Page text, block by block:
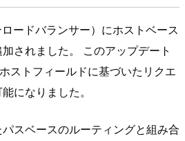
ードバランサー）にホストベース
されました。 このアップデート
ストフィールドに基づいたリクエ
になりました。
スベースのルーティングと組み合